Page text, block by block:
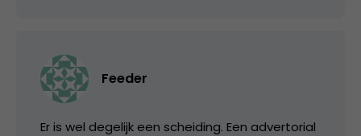
Feeder
Er is wel degelijk een scheiding. Een advertorial